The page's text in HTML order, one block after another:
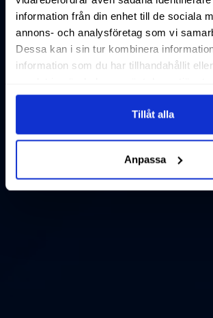
information från din enhet till de sociala
annons- och analysföretag som vi
Dessa kan i sin tur kombinera
information som du har tillhandahållit
Tillåt alla
Anpassa